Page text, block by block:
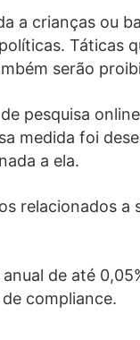
a crianças ou
Táticas
serão
pesquisa
medida foi
a ela.
relacionados a
de até
compliance.